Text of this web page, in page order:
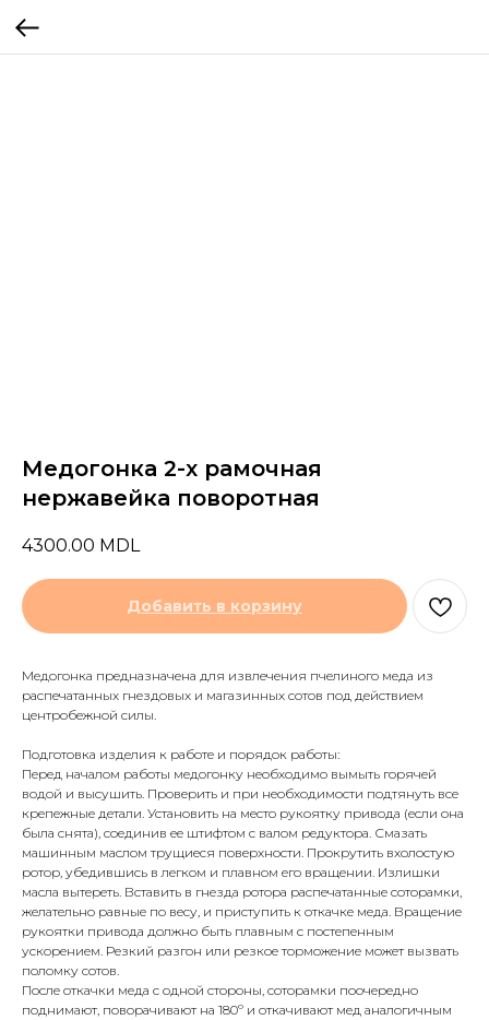
Медогонка 2-х рамочная
нержавейка поворотная
4300.00 MDL
Добавить в корзину
Медогонка предназначена для извлечения пчелиного меда из
распечатанных гнездовых и магазинных сотов под действием
центробежной силы.
Подготовка изделия к работе и порядок работы:
Перед началом работы медогонку необходимо вымыть горячей
водой и высушить. Проверить и при необходимости подтянуть все
крепежные детали. Установить на место рукоятку привода (если она
была снята), соединив ее штифтом с валом редуктора. Смазать
машинным маслом трущиеся поверхности. Прокрутить вхолостую
ротор, убедившись в легком и плавном его вращении. Излишки
масла вытереть. Вставить в гнезда ротора распечатанные соторамки,
желательно равные по весу, и приступить к откачке меда. Вращение
рукоятки привода должно быть плавным с постепенным
ускорением. Резкий разгон или резкое торможение может вызвать
поломку сотов.
После откачки меда с одной стороны, соторамки поочередно
поднимают, поворачивают на 180º и откачивают мед аналогичным